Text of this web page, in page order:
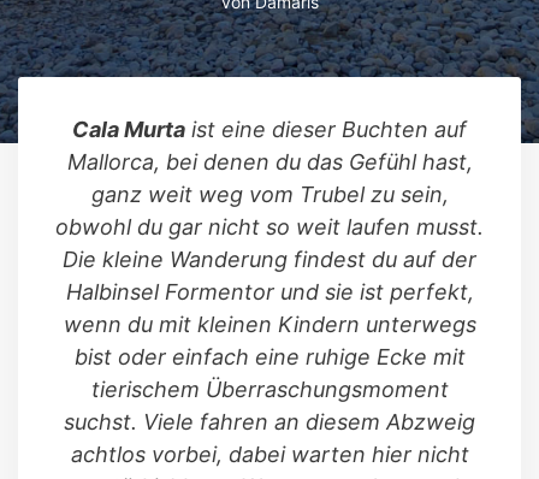
Cala Murta ist eine dieser Buchten auf
Mallorca, bei denen du das Gefühl hast,
ganz weit weg vom Trubel zu sein,
obwohl du gar nicht so weit laufen musst.
Die kleine Wanderung findest du auf der
Halbinsel Formentor und sie ist perfekt,
wenn du mit kleinen Kindern unterwegs
bist oder einfach eine ruhige Ecke mit
tierischem Überraschungsmoment
suchst. Viele fahren an diesem Abzweig
achtlos vorbei, dabei warten hier nicht